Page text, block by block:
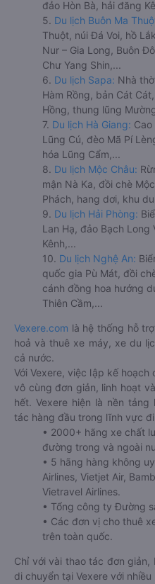
đảo Hòn Bà, hải đăng
5. Du lịch Buôn Ma
Thuột, núi Đá Voi, hồ
Nur – Gia Long, Buôn
Chư Yang Shin,...
6. Du lịch Sapa: Nhà
Hàm Rồng, bản Cát
Hồng, thung lũng
7. Du lịch Hà Giang:
Lũng Cú, đèo Mã Pí
hóa Lũng Cẩm,...
8. Du lịch Mộc Châu:
mận Nà Ka, đồi chè
Phách, hang dơi, khu
9. Du lịch Hải Phòng:
Lan Hạ, đảo Bạch Long
Kênh,...
10. Du lịch Nghệ An:
quốc gia Pù Mát, đồi
cánh đồng hoa hướng
Thiên Cầm,...
Vexere.com là hệ thống hỗ
hoả và thuê xe máy, xe du
cả nước.
Với Vexere, việc lập kế
vô cùng đơn giản, linh hoạt
hết. Vexere hiện là nền
tác hàng đầu trong lĩnh vực
• 2000+ hãng xe chất
đường trong và ngoài
• 5 hãng hàng không
Airlines, Vietjet Air,
Vietravel Airlines.
• Tổng công ty Đường
• Các đơn vị cho thuê
trên toàn quốc.
Chỉ với vài thao tác đơn
di chuyển tại Vexere với